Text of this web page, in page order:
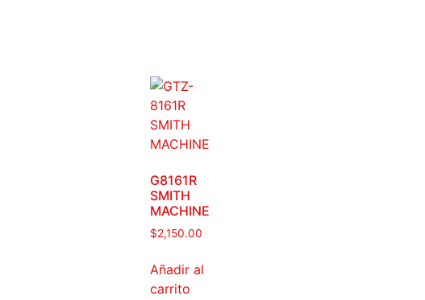
G8161R
SMITH
MACHINE
$2,150.00
Añadir al
carrito